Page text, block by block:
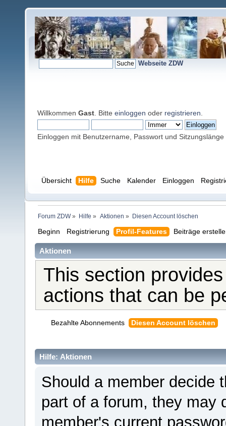
Webseite ZDW
Willkommen Gast . Bitte einloggen oder registrieren
Einloggen mit Benutzername, Passwort und Sitzungslänge
Übersicht Hilfe Suche Kalender Einloggen
Forum ZDW» Hilfe » Aktionen » Diesen Account löschen
Beginn Registrierung Profil-Features Beiträge
Aktionen
This section
actions that can be
Bezahlte Abonnements Diesen Account löschen
Hilfe: Aktionen
Should a member decide
part of a forum, they may
member's current